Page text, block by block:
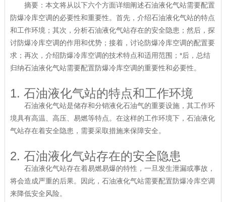
摘要：本文将从以下六个方面详细阐述石油液化气站需要配置
防爆冷库空调的必要性和重要性。首先，介绍石油液化气站的特点
和工作环境；其次，分析石油液化气站存在的安全隐患；然后，探
讨防爆冷库空调的作用和优势；接着，讨论防爆冷库空调的配置要
求；再次，介绍防爆冷库空调的技术特点和适用范围；*后，总结
归纳石油液化气站需要配置防爆冷库空调的重要性和必要性。
1. 石油液化气站的特点和工作环境
石油液化气站是储存和分销液化石油气的重要设施，其工作环
境具有高温、高压、易燃等特点。在这样的工作环境下，石油液化
气站存在着安全隐患，需要采取措施来保障安全。
2. 石油液化气站存在的安全隐患
石油液化气站存在着易燃易爆的特性，一旦发生泄漏或事故，
将会造成严重的后果。因此，石油液化气站需要配置防爆冷库空调
来降低安全风险。